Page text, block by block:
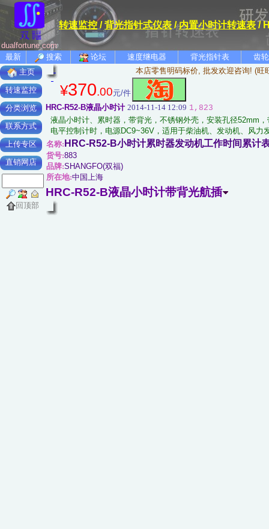
dualfortune.com
转速监控/背光指针式仪表 /内置小时计转速表/
最新 搜索 论坛 速度继电器 背光指针表
齿
主页
转速监控
分类浏览
联系方式
上传专区
直销网店
回顶部
本店零售明码标价, 批发欢迎咨询! (旺
¥370.00元/件
HRC-R52-B液晶小时计 2014-11-14 12:09 1,823
液晶小时计、累时器，带背光，不锈钢外壳，安装孔径52mm
电平控制计时，电源DC9~36V，适用于柴油机、发动机、风
名称: HRC-R52-B小时计累时器发动机工作时间累计
货号:883
品牌:SHANGFO(双福)
所在地:中国上海
HRC-R52-B液晶小时计带背光航插